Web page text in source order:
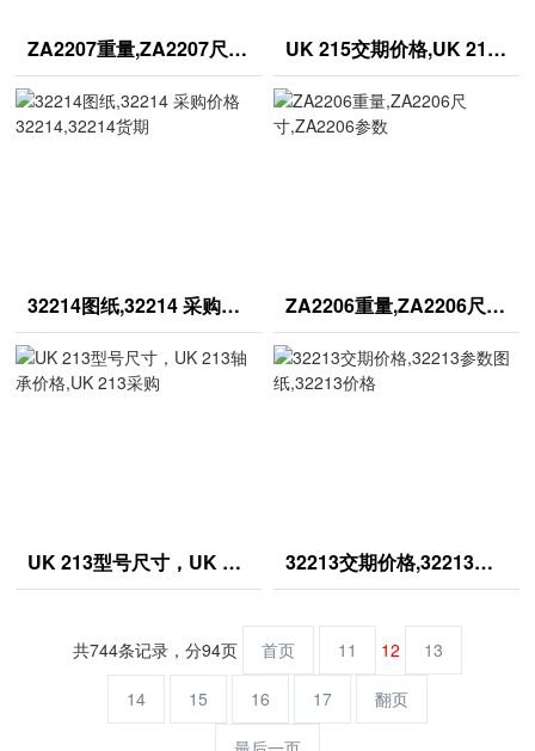
ZA2207重量,ZA2207尺寸,ZA2207参数 UK 215交期价格,UK 215参数图纸,UK 215价格
32214图纸,32214 采购价格32214,32214货期 ZA2206重量,ZA2206尺寸,ZA2206参数
UK 213型号尺寸，UK 213轴承价格,UK 213采购 32213交期价格,32213参数图纸,32213价格
共744条记录，分94页 首页 11 12 13
14 15 16 17 翻页